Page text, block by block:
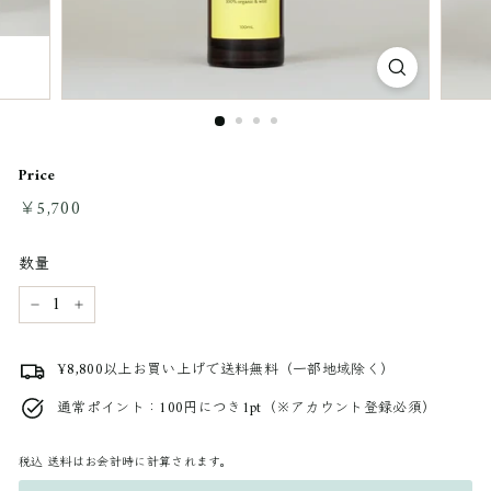
Price
通
金
￥5,700
数量
− +
¥8,800以上お買い上げで送料無料（一部地域除く）
通常ポイント：100円につき1pt（※アカウント登録必須）
税込 送料はお会計時に計算されます。